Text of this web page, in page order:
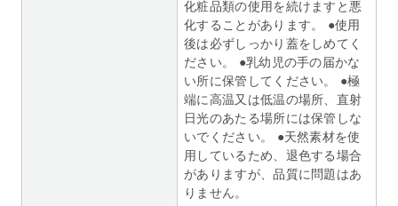
化粧品類の使用を続けますと悪
化することがあります。 ●使用
後は必ずしっかり蓋をしめてく
ださい。 ●乳幼児の手の届かな
い所に保管してください。 ●極
端に高温又は低温の場所、直射
日光のあたる場所には保管しな
いでください。 ●天然素材を使
用しているため、退色する場合
がありますが、品質に問題はあ
りません。